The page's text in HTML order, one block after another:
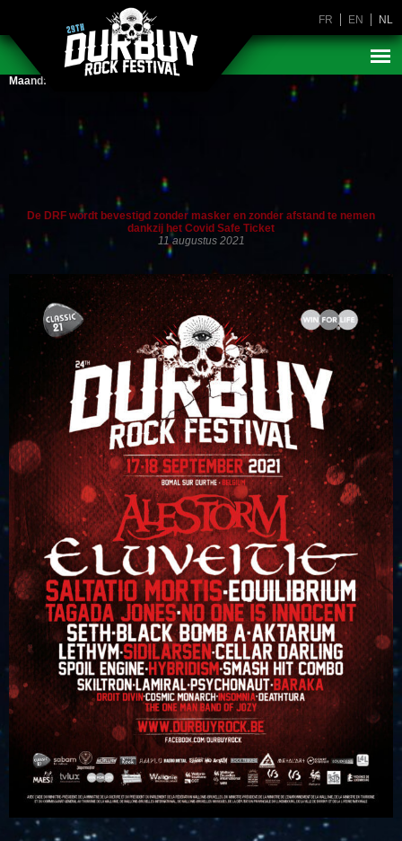
FR EN NL
Maand:
De DRF wordt bevestigd zonder masker en zonder afstand te nemen
dankzij het Covid Safe Ticket
11 augustus 2021